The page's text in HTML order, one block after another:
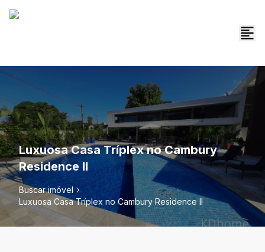
Luxuosa Casa Tríplex no Cambury
Residence II
Buscar imóvel
Luxuosa Casa Tríplex no Cambury Residence II